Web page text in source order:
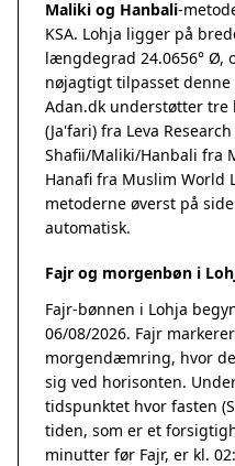
Maliki og Hanbali-
KSA. Lohja ligger på
længdegrad 24.0656° Ø,
nøjagtigt tilpasset
Adan.dk understøtter tre
(Ja'fari) fra Leva
Shafii/Maliki/Hanbali fra
Hanafi fra Muslim World
metoderne øverst på
automatisk.
Fajr og morgenbøn i
Fajr-bønnen i Lohja
06/08/2026. Fajr
morgendæmring, hvor
sig ved horisonten.
tidspunktet hvor fasten
tiden, som er et
minutter før Fajr, er kl.